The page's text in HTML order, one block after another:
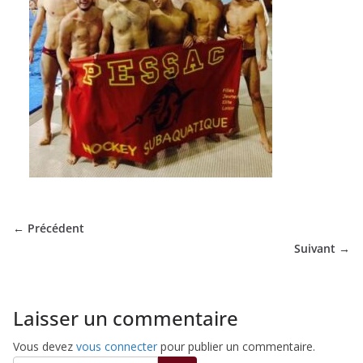
de
Hockey
Subaquatique
de
Pessac
← Précédent
Suivant →
Laisser un commentaire
Vous devez vous connecter pour publier un commentaire.